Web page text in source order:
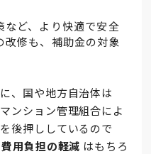
ど、より快適で安全
修も、補助金の対象
、国や地方自治体は
ンション管理組合によ
後押ししているので
費用負担の軽減 はもちろ